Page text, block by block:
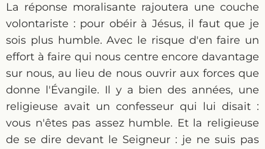
La réponse moralisante rajoutera une couche
volontariste : pour obéir à Jésus, il faut que je
sois plus humble. Avec le risque d'en faire un
effort à faire qui nous centre encore davantage
sur nous, au lieu de nous ouvrir aux forces que
donne l'Évangile. Il y a bien des années, une
religieuse avait un confesseur qui lui disait :
vous n'êtes pas assez humble. Et la religieuse
de se dire devant le Seigneur : je ne suis pas